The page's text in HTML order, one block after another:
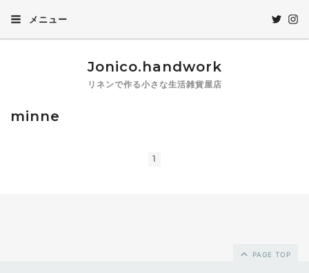
メニュー
Jonico.handwork
リネンで作る小さな生活雑貨屋店
minne
1
PAGE TOP